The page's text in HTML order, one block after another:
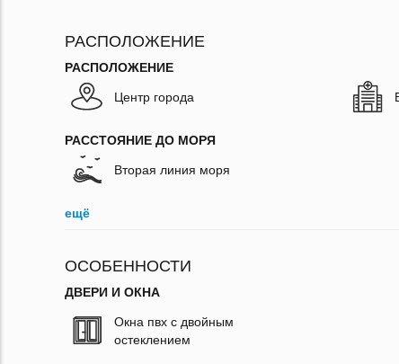
РАСПОЛОЖЕНИЕ
РАСПОЛОЖЕНИЕ
Центр города
РАССТОЯНИЕ ДО МОРЯ
Вторая линия моря
ещё
ОСОБЕННОСТИ
ДВЕРИ И ОКНА
Окна пвх с двойным
остеклением